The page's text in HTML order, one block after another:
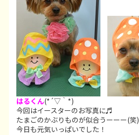
はるくん(*´▽｀*)
今回はイースターのお写真に♬
たまごのかぶりものが似合うーーー(笑)
今日も元気いっぱいでした！